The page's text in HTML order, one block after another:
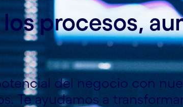
procesos,
del negocio con
Te ayudamos a